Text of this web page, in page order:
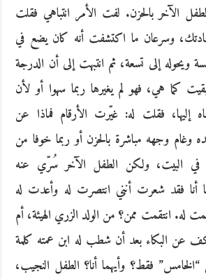
الآخر بالحزن. لفت الأمر انتباهي فقلت
وسرعان ما اكتشفت أنه كان يضع في
إلى تسعة، ثم انتبهت إلى أن الدرجة
كما هي، فهو لم يغيرها ربما سهوا أو لأن
إليها، فقلت له: غيّرت الأرقام فماذا عن
وغام وجهه مباشرة بالحزن أو ربما خوفا من
في البيت، ولكن الطفل الآخر سُرّي عنه
أنا فقد شعرت أنني انتصرت له وأعدت له
له. انتقمت ممن؟ من الولد الزري الهيئة، أم
عن البكاء بعد أن شطب له ابن عمته كلمة
“الخامس” فقط؟ وأيهما أنا؟ الطفل النجيب،